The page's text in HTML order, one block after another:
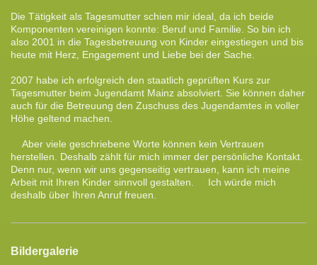
Die Tätigkeit als Tagesmutter schien mir ideal, da ich beide
Komponenten vereinigen konnte: Beruf und Familie. So bin ich
also 2001 in die Tagesbetreuung von Kinder eingestiegen und bis
heute mit Herz, Engagement und Liebe bei der Sache.
2007 habe ich erfolgreich den staatlich geprüften Kurs zur
Tagesmutter beim Jugendamt Mainz absolviert. Sie können daher
auch für die Betreuung den Zuschuss des Jugendamtes in voller
Höhe geltend machen.
Aber viele geschriebene Worte können kein Vertrauen
herstellen. Deshalb zählt für mich immer der persönliche Kontakt.
Denn nur, wenn wir uns gegenseitig vertrauen, kann ich meine
Arbeit mit Ihren Kinder sinnvoll gestalten. Ich würde mich
deshalb über Ihren Anruf freuen.
Bildergalerie